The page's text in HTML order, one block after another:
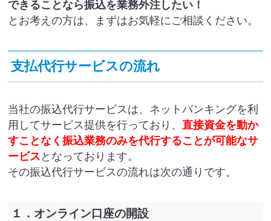
できることなら振込を業務外注したい！
とお考えの方は、まずはお気軽にご相談ください。
支払代行サービスの流れ
当社の振込代行サービスは、ネットバンキングを利
用してサービス提供を行っており、直接資金を動か
すことなく振込業務のみを代行することが可能なサ
ービス となっております。
その振込代行サービスの流れは次の通りです。
１．オンライン口座の開設